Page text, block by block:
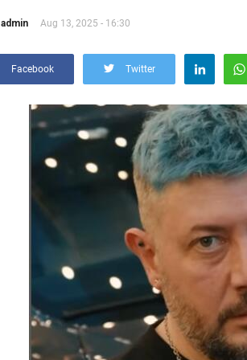
admin Aug 13, 2025 - 16:30
Facebook Twitter